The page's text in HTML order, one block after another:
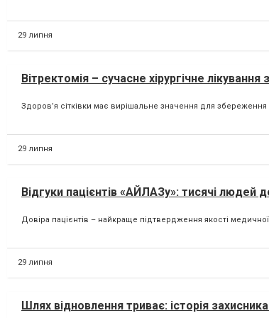
29 липня
Вітректомія – сучасне хірургічне лікування
Здоров’я сітківки має вирішальне значення для
29 липня
Відгуки пацієнтів «АЙЛАЗу»: тисячі людей
Довіра пацієнтів – найкраще підтвердження якості
29 липня
Шлях відновлення триває: історія